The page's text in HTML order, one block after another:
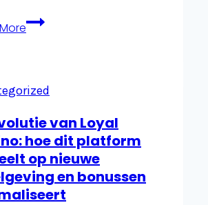
Tabulární
Biznis
,
—
CZ
Play
&
Claim
van Loyal
hoe dit platform
op nieuwe
en bonussen